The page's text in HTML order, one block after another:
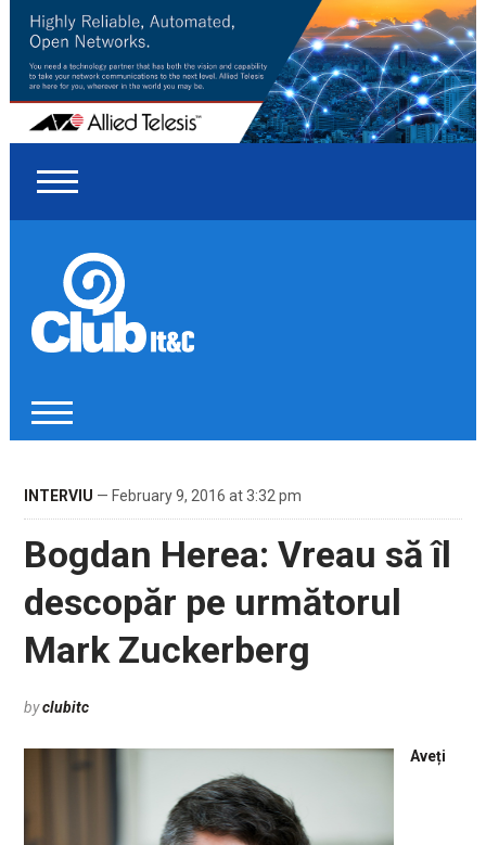
INTERVIU — February 9, 2016 at 3:32 pm
Bogdan Herea: Vreau să îl
descopăr pe următorul
Mark Zuckerberg
byclubitc
Aveți